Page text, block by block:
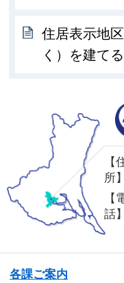
住居表示地
く）を建て
【
所】
【
話】
各課ご案内